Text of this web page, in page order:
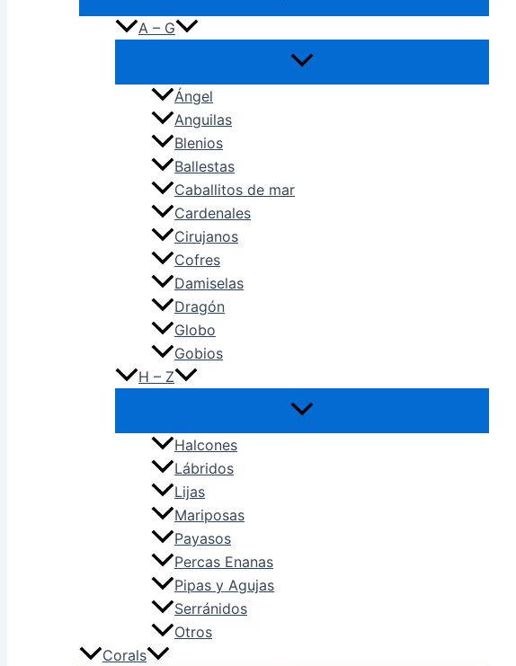
A – G
Ángel
Anguilas
Blenios
Ballestas
Caballitos de mar
Cardenales
Cirujanos
Cofres
Damiselas
Dragón
Globo
Gobios
H – Z
Halcones
Lábridos
Lijas
Mariposas
Payasos
Percas Enanas
Pipas y Agujas
Serránidos
Otros
Corals